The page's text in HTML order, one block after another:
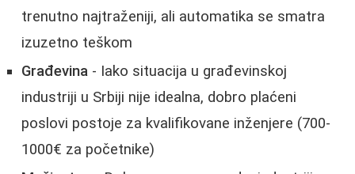
trenutno najtraženiji, ali automatika se smatra
izuzetno teškom
Građevina - Iako situacija u građevinskoj
industriji u Srbiji nije idealna, dobro plaćeni
poslovi postoje za kvalifikovane inženjere (700-
1000€ za početnike)